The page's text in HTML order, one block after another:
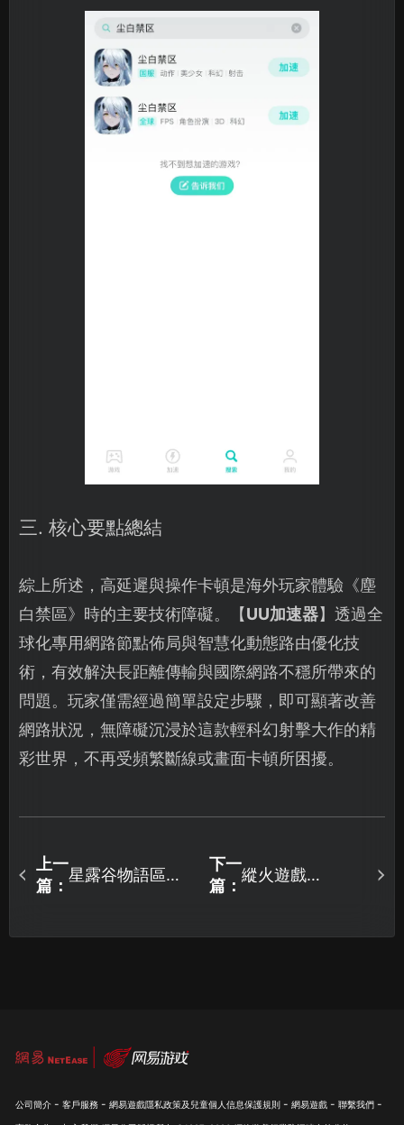
三. 核心要點總結
綜上所述，高延遲與操作卡頓是海外玩家體驗《塵
白禁區》時的主要技術障礙。【UU加速器】透過全
球化專用網路節點佈局與智慧化動態路由優化技
術，有效解決長距離傳輸與國際網路不穩所帶來的
問題。玩家僅需經過簡單設定步驟，即可顯著改善
網路狀況，無障礙沉浸於這款輕科幻射擊大作的精
彩世界，不再受頻繁斷線或畫面卡頓所困擾。
上一
篇：
星露谷物語區網
路輕鬆搞定！
下一
篇：
縱火遊戲
優化對戰更順
公司簡介 - 客戶服務 - 網易遊戲隱私政策及兒童個人信息保護規則 - 網易遊戲 - 聯繫我們 -